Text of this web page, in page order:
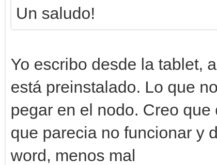
Un saludo!
Yo escribo desde la tablet,
está preinstalado. Lo que
pegar en el nodo. Creo
que parecia no funcionar y
word, menos mal